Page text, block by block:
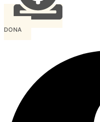
DONA